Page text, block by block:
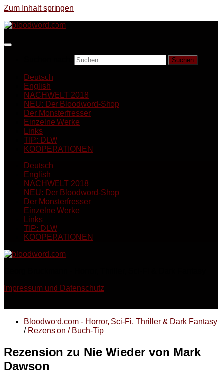
Zum Inhalt springen
Deutsch
English
NACHWELT 2018
NEU: Der Bloodword-Shop
Der Monsterfresser
Einzelne Werke
Links
TIP: DLW
KOOPERATIONEN
Deutsch
English
NACHWELT 2018
NEU: Der Bloodword-Shop
Der Monsterfresser
Einzelne Werke
Links
TIP: DLW
KOOPERATIONEN
Impressum und Datenschutz
Bloodword.com - Horror, Sci-Fi, Thriller & Dark Fantasy
/ Rezension / Buch-Tip
Rezension zu Nie Wieder von Mark
Dawson